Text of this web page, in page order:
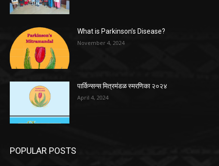
What is Parkinson’s Disease?
November 4, 2024
पार्किन्सन्स मित्रमंडळ स्मरणिका २०२४
April 4, 2024
POPULAR POSTS